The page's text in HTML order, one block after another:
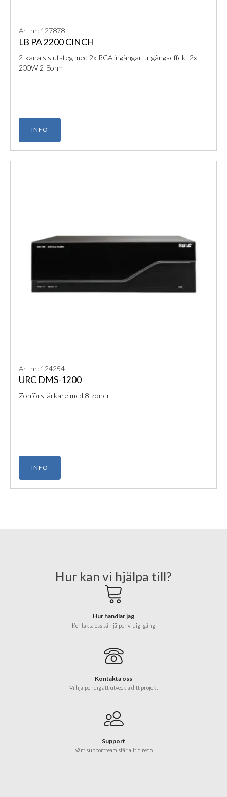
Art nr: 127878
LB PA 2200 CINCH
2-kanals slutsteg med 2x RCA ingångar, utgångseffekt 2x
200W 2-8ohm
INFO
Art nr: 124254
URC DMS-1200
Zonförstärkare med 8-zoner
INFO
Hur kan vi hjälpa till?
Hur handlar jag
Kontakta oss så hjälper vi dig igång
Kontakta oss
Vi hjälper dig att utveckla ditt projekt
Support
Vårt supportteam står alltid redo